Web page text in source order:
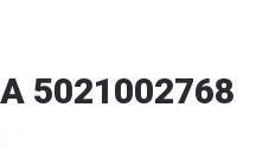
5021002768